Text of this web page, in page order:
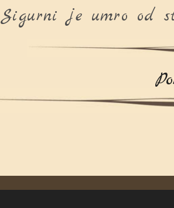
Sigurni je umro od